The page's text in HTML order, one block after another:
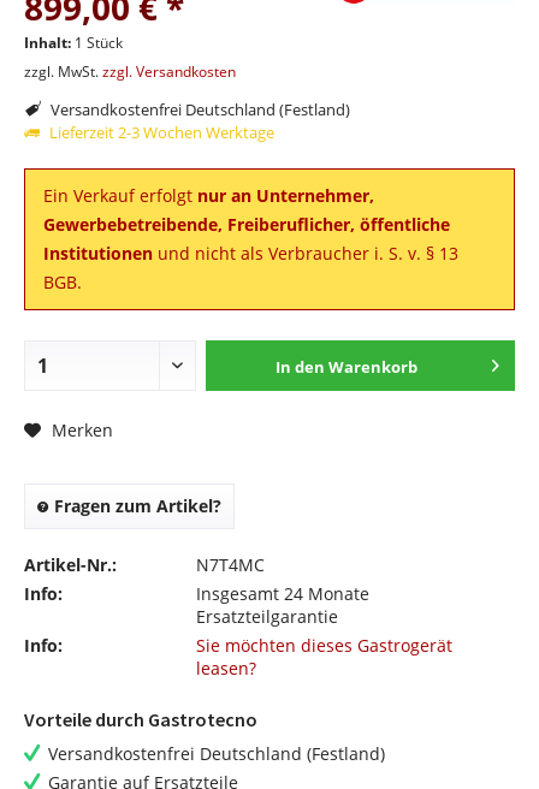
Inhalt: 1 Stück
zzgl. MwSt.zzgl. Versandkosten
Versandkostenfrei Deutschland (Festland)
Lieferzeit 2-3 Wochen Werktage
Ein Verkauf erfolgt nur an Unternehmer,
Gewerbebetreibende, Freiberuflicher, öffentliche
Institutionen und nicht als Verbraucher i. S. v. § 13
BGB.
In den Warenkorb
Merken
Fragen zum Artikel?
Artikel-Nr.:
N7T4MC
Info:
Insgesamt 24 Monate
Ersatzteilgarantie
Info:
Sie möchten dieses Gastrogerät
leasen?
Vorteile durch Gastrotecno
Versandkostenfrei Deutschland (Festland)
Garantie auf Ersatzteile